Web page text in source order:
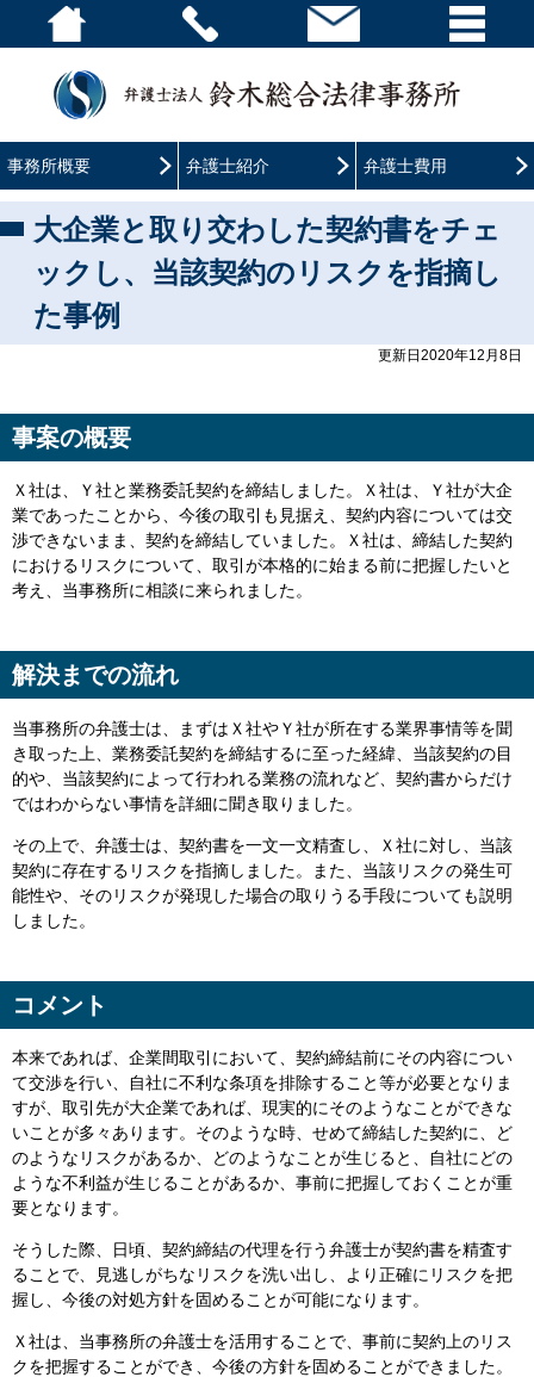
事務所概要 弁護士紹介 弁護士費用
大企業と取り交わした契約書をチェ
ックし、当該契約のリスクを指摘し
た事例
更新日2020年12月8日
事案の概要
Ｘ社は、Ｙ社と業務委託契約を締結しました。Ｘ社は、Ｙ社が大企
業であったことから、今後の取引も見据え、契約内容については交
渉できないまま、契約を締結していました。Ｘ社は、締結した契約
におけるリスクについて、取引が本格的に始まる前に把握したいと
考え、当事務所に相談に来られました。
解決までの流れ
当事務所の弁護士は、まずはＸ社やＹ社が所在する業界事情等を聞
き取った上、業務委託契約を締結するに至った経緯、当該契約の目
的や、当該契約によって行われる業務の流れなど、契約書からだけ
ではわからない事情を詳細に聞き取りました。
その上で、弁護士は、契約書を一文一文精査し、Ｘ社に対し、当該
契約に存在するリスクを指摘しました。また、当該リスクの発生可
能性や、そのリスクが発現した場合の取りうる手段についても説明
しました。
コメント
本来であれば、企業間取引において、契約締結前にその内容につい
て交渉を行い、自社に不利な条項を排除すること等が必要となりま
すが、取引先が大企業であれば、現実的にそのようなことができな
いことが多々あります。そのような時、せめて締結した契約に、ど
のようなリスクがあるか、どのようなことが生じると、自社にどの
ような不利益が生じることがあるか、事前に把握しておくことが重
要となります。
そうした際、日頃、契約締結の代理を行う弁護士が契約書を精査す
ることで、見逃しがちなリスクを洗い出し、より正確にリスクを把
握し、今後の対処方針を固めることが可能になります。
Ｘ社は、当事務所の弁護士を活用することで、事前に契約上のリス
クを把握することができ、今後の方針を固めることができました。